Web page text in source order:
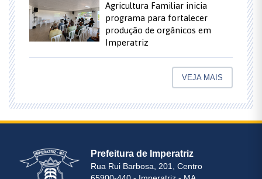
Agricultura Familiar inicia
programa para fortalecer
produção de orgânicos em
Imperatriz
VEJA MAIS
Prefeitura de Imperatriz
Rua Rui Barbosa, 201, Centro